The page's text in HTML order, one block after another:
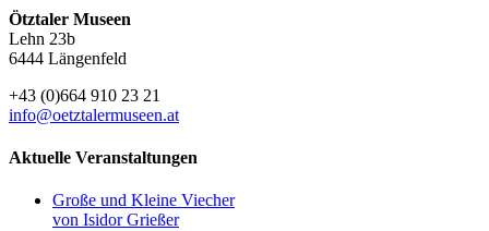
Ötztaler Museen
Lehn 23b
6444 Längenfeld
+43 (0)664 910 23 21
info@oetztalermuseen.at
Aktuelle Veranstaltungen
Große und Kleine Viecher
von Isidor Grießer